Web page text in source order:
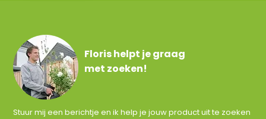
Floris helpt je graag
met zoeken!
Stuur mij een berichtje en ik help je jouw product uit te zoeken